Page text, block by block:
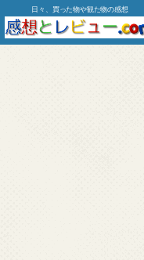
日々、買った物や観た物の感想